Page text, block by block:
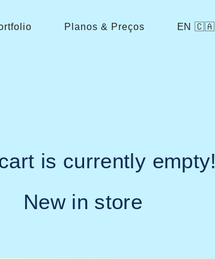
Planos & Preços EN 🇨🇦
is currently empty!
New in store